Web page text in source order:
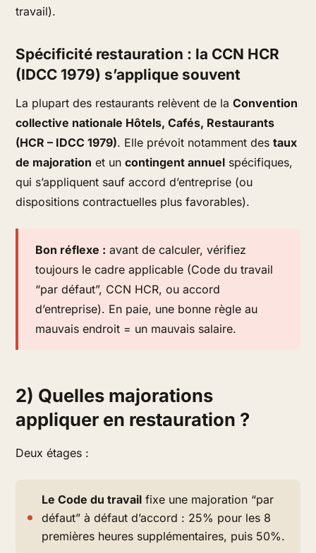
travail).
Spécificité restauration : la CCN HCR
(IDCC 1979) s’applique souvent
La plupart des restaurants relèvent de laConvention
collective nationale Hôtels, Cafés, Restaurants
(HCR – IDCC 1979). Elle prévoit notamment destaux
de majoration et uncontingent annuel spécifiques,
qui s’appliquent sauf accord d’entreprise (ou
dispositions contractuelles plus favorables).
Bon réflexe : avant de calculer, vérifiez
toujours le cadre applicable (Code du travail
“par défaut”, CCN HCR, ou accord
d’entreprise). En paie, une bonne règle au
mauvais endroit = un mauvais salaire.
2) Quelles majorations
appliquer en restauration ?
Deux étages :
Le Code du travail fixe une majoration “par
défaut”à défaut d’accord : 25% pour les 8
premières heures supplémentaires, puis 50%.